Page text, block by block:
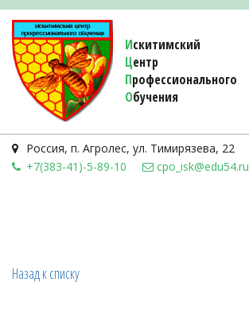
Искитимский
Центр
Профессионального
Обучения
Россия, п. Агролес, ул. Тимирязева, 22
+7(383-41)-5-89-10
cpo_isk@edu54.ru
Назад к списку